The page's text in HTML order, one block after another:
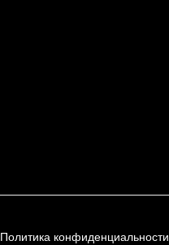
Политика конфиденциальности